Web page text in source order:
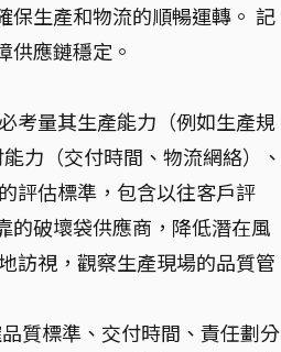
保生產和物流的順暢運轉。 記
供應鏈穩定。
考量其生產能力（例如生產規
力（交付時間、物流網絡）、
評估標準，包含以往客戶評
的破壞袋供應商，降低潛在風
訪視，觀察生產現場的品質管
質標準、交付時間、責任劃分